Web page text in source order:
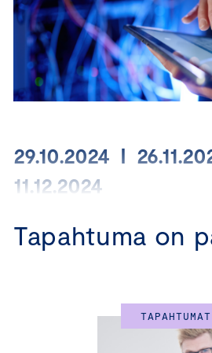
29.10.2024 I
11.12.2024
Syvennä osaamistasi
johtamisen
Tapahtuma on
TAPAHTUMAT